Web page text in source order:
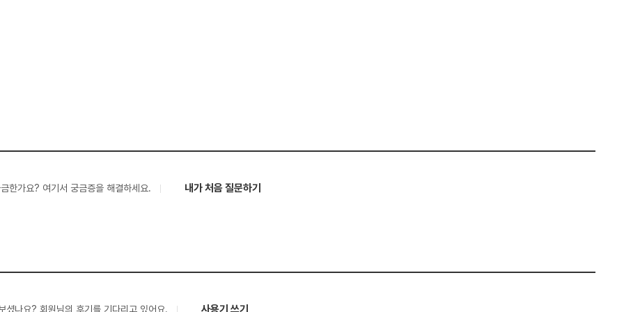
한가요? 여기서 궁금증을 해결하세요. 내가 처음 질문하기
셨나요? 회원님의 후기를 기다리고 있어요. 사용기 쓰기